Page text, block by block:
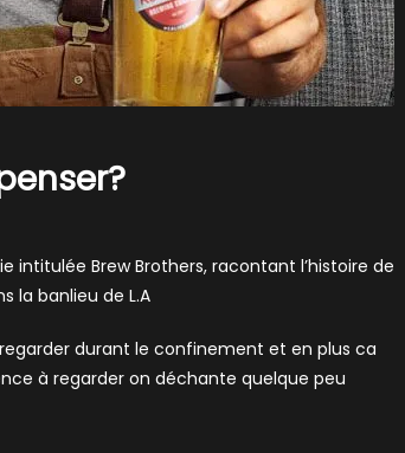
intitulée Brew Brothers, racontant l’histoire de
la banlieu de L.A
durant le confinement et en plus ca
à regarder on déchante quelque peu